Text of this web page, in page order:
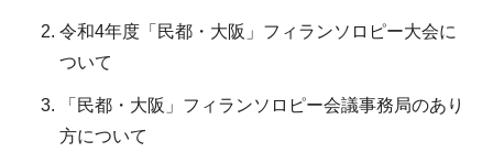
令和4年度「民都・大阪」フィランソロピー大会に
ついて
「民都・大阪」フィランソロピー会議事務局のあり
方について